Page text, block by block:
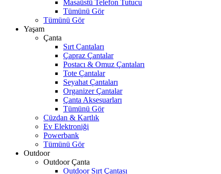
Masaüstü Telefon Tutucu
Tümünü Gör
Tümünü Gör
Yaşam
Çanta
Sırt Çantaları
Çapraz Çantalar
Postacı & Omuz Çantaları
Tote Çantalar
Seyahat Çantaları
Organizer Çantalar
Çanta Aksesuarları
Tümünü Gör
Cüzdan & Kartlık
Ev Elektroniği
Powerbank
Tümünü Gör
Outdoor
Outdoor Çanta
Outdoor Sırt Çantası